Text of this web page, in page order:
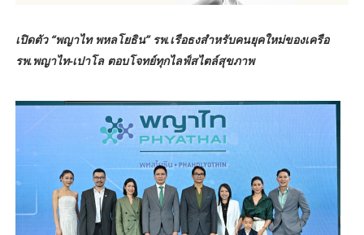
เปิดตัว “พญาไท พหลโยธิน” รพ.เรือธงสำหรับคนยุคใหม่ของเครือ
รพ.พญาไท-เปาโล ตอบโจทย์ทุกไลฟ์สไตล์สุขภาพ